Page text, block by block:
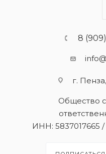
8
г.
Общество
ИНН: 5837017665